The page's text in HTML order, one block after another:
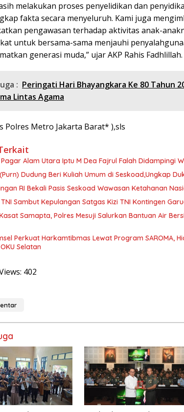
melakukan proses penyelidikan dan
fakta secara menyeluruh. Kami juga
pengawasan terhadap aktivitas anak-
untuk bersama-sama menjauhi
generasi muda,” ujar AKP Rahis Fadhlillah.
: Peringati Hari Bhayangkara Ke 80 Tahun
Lintas Agama
Polres Metro Jakarta Barat* ),sls
Alam Utara Iptu M Dea Fajrul Falah Didampingi
Dudung Beri Kuliah Umum di Seskoad,Ungkap
RI Bekali Pasis Seskoad Wawasan Ketahanan
Sambut Kepulangan Satgas Kizi TNI Kontingen
Samapta, Polres Mesuji Salurkan Bantuan Air
Perkuat Harkamtibmas Lewat Program SAROMA,
Selatan
402